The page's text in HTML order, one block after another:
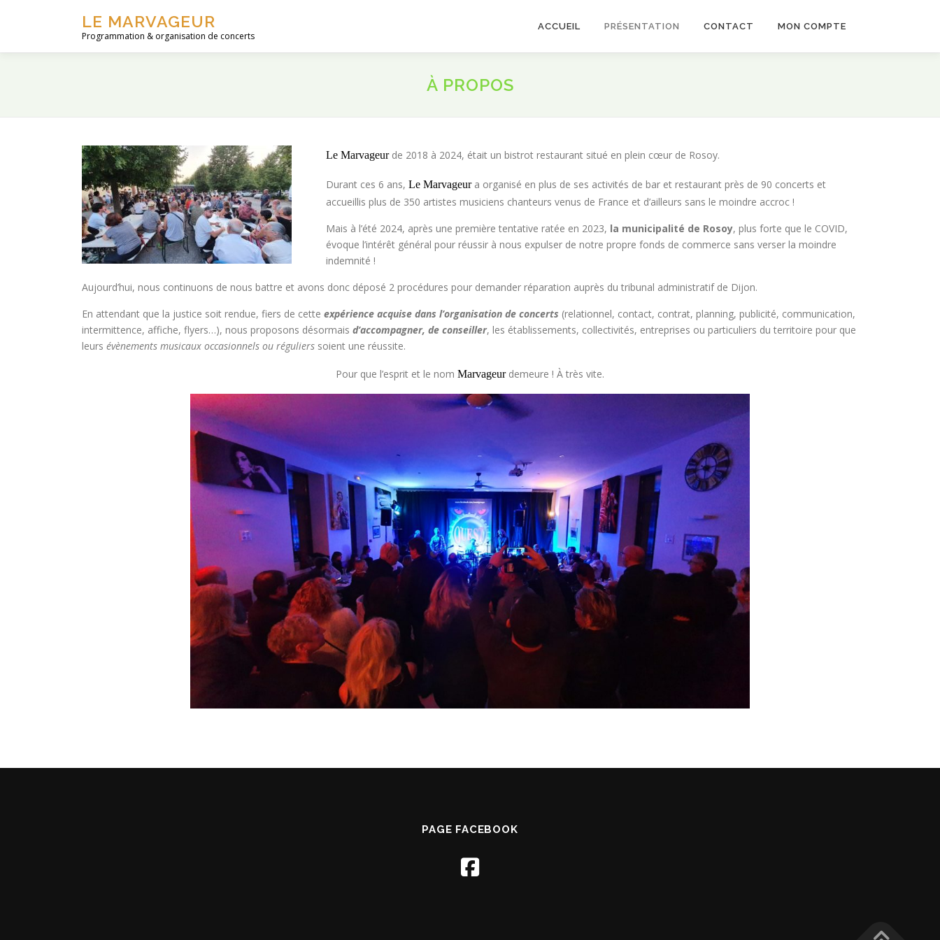
LE MARVAGEUR
Programmation & organisation de concerts
ACCUEIL PRÉSENTATION CONTACT MON COMPTE
À PROPOS
Le Marvageur de 2018 à 2024, était un bistrot restaurant situé en plein cœur de Rosoy.
Durant ces 6 ans, Le Marvageur a organisé en plus de ses activités de bar et restaurant près de 90 concerts et
accueillis plus de 350 artistes musiciens chanteurs venus de France et d’ailleurs sans le moindre accroc !
Mais à l’été 2024, après une première tentative ratée en 2023, la municipalité de Rosoy, plus forte que le COVID,
évoque l’intérêt général pour réussir à nous expulser de notre propre fonds de commerce sans verser la moindre
indemnité !
Aujourd’hui, nous continuons de nous battre et avons donc déposé 2 procédures pour demander réparation auprès du tribunal administratif de Dijon.
En attendant que la justice soit rendue, fiers de cette expérience acquise dans l’organisation de concerts (relationnel, contact, contrat, planning, publicité, communication,
intermittence, affiche, flyers…), nous proposons désormais d’accompagner, de conseiller, les établissements, collectivités, entreprises ou particuliers du territoire pour que
leurs évènements musicaux occasionnels ou réguliers soient une réussite.
Pour que l’esprit et le nom Marvageurdemeure ! À très vite.
PAGE FACEBOOK